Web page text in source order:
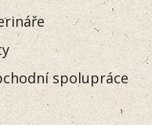
spolupráce